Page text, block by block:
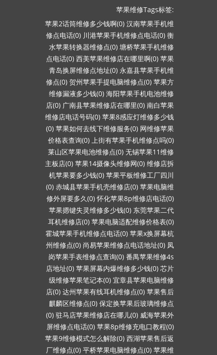
苹果维修Tags标签:
苹果2话筒维修多少钱啊(0) 汉南苹果手机维
修点电话(0) 川港苹果手机维修点电话(0) 衡
水苹果转换器维修点(0) 塘桥苹果手机维修
点电话(0) 西美苹果维修店在哪里啊(0) 苹果
青岛换屏维修点地址(0) 永嘉县苹果手机维
修点(0) 贺州苹果手提电脑维修点(0) 苹果方
维修漏液多少钱(0) 海阳苹果手机电池维修
店(0) 广南县苹果维修店在哪里(0) 南白苹果
维修店电话号码(0) 苹果8感应灯维修多少钱
(0) 苹果如何去线下维修服务(0) 网维修苹果
价格表查询(0) 上街有苹果手机维修点吗(0)
莱山区苹果电池维修点(0) 无锡苹果11维修
主板店(0) 苹果14摄像头维修网(0) 维修店拆
机苹果要多少钱(0) 苹果平板维修工厂四川
(0) 赤城县苹果手机壳维修店(0) 苹果电脑维
修外屏要多久(0) 怀化苹果8p维修店电话(0)
苹果摁键失灵维修多少钱(0) 东莞苹果二代
耳机维修店(0) 苹果电脑适配维修价格表(0)
霍城苹果手机维修点电话(0) 苹果x换屏幕杭
州维修点(0) 尚易苹果维修点电话地址(0) 凤
岗苹果手表维修点查询(0) 番禺苹果维修4s
店地址(0) 苹果屏幕内爆维修多少钱(0) 芯片
级维修苹果笔记本(0) 宜章县苹果电脑维修
店(0) 达州苹果有线耳机维修点(0) 苹果售后
麒麟区维修点(0) 保定换苹果后玻璃维修点
(0) 驻马店苹果维修店在哪儿(0) 威海苹果外
屏维修点电话(0) 苹果8p维修充电口教程(0)
苹果9维修模式怎么解除(0) 西湖苹果售后返
厂维修点(0) 平桥苹果电脑维修点(0) 苹果维